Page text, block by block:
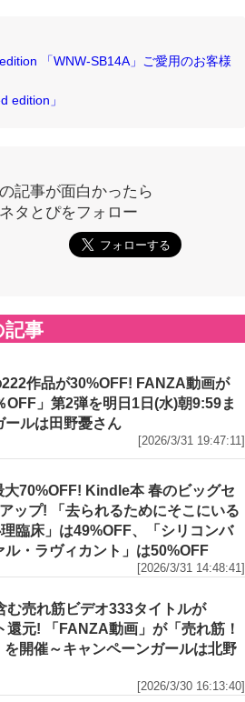
「WNW-SB14A」ご愛用のお客様
edition」
記事が面白かったら
ネタとぴをフォロー
記事
作品が30%OFF! FANZA動画が
OFF」第2弾を明日1日(水)朝9:59ま
ールは田野憂さん
[2026/3/31 19:47:11]
70%OFF! Kindle本 春のビッグセ
ップ! 「去られるためにそこにいる
臨床」は49%OFF、「シリコンバ
ル・ラヴィカント」は50%OFF
[2026/3/31 14:48:41]
む売れ筋ビデオ333タイトルが
元! 「FANZA動画」が「売れ筋！
を開催～キャンペーンガールは北野
[2026/3/30 16:13:40]